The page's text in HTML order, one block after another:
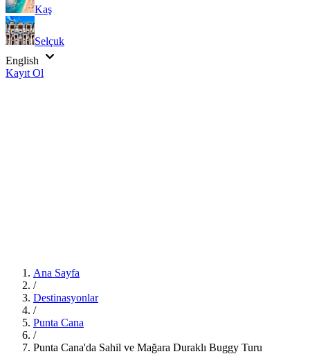
Kaş
Selçuk
English
Kayıt Ol
Ana Sayfa
/
Destinasyonlar
/
Punta Cana
/
Punta Cana'da Sahil ve Mağara Duraklı Buggy Turu